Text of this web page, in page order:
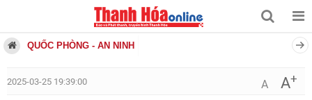
QUỐC PHÒNG - AN NINH
2025-03-25 19:39:00 A A+